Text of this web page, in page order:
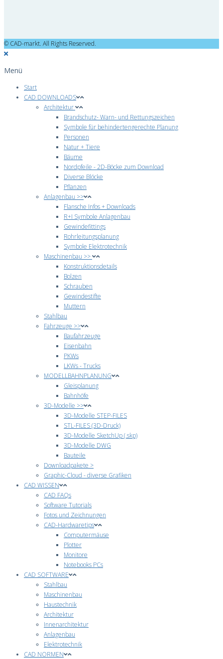
© CAD-markt. All Rights Reserved.
Menü
Start
CAD DOWNLOADS
Architektur
Brandschutz- Warn- und Rettungszeichen
Symbole für behindertengerechte Planung
Personen
Natur + Tiere
Bäume
Nordpfeile - 2D-Böcke zum Download
Diverse Blöcke
Pflanzen
Anlagenbau >>
Flansche Infos + Downloads
R+I Symbole Anlagenbau
Gewindefittings
Rohrleitungsplanung
Symbole Elektrotechnik
Maschinenbau >>
Konstruktionsdetails
Bolzen
Schrauben
Gewindestifte
Muttern
Stahlbau
Fahrzeuge >>
Baufahrzeuge
Eisenbahn
PKWs
LKWs - Trucks
MODELLBAHNPLANUNG
Gleisplanung
Bahnhöfe
3D-Modelle >>
3D-Modelle STEP-FILES
STL-FILES (3D-Druck)
3D-Modelle SketchUp (.skp)
3D-Modelle DWG
Bauteile
Downloadpakete >
Graphic-Cloud - diverse Grafiken
CAD WISSEN
CAD FAQs
Software Tutorials
Fotos und Zeichnungen
CAD-Hardwaretips
Computermäuse
Plotter
Monitore
Notebooks PCs
CAD SOFTWARE
Stahlbau
Maschinenbau
Haustechnik
Architektur
Innenarchitektur
Anlagenbau
Elektrotechnik
CAD NORMEN